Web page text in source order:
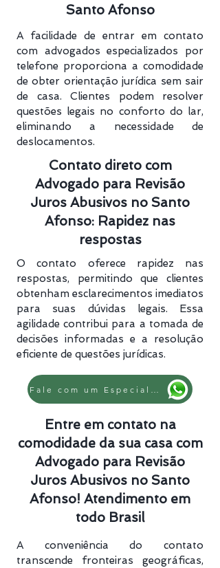
Santo Afonso
A facilidade de entrar em contato
com advogados especializados por
telefone proporciona a comodidade
de obter orientação jurídica sem sair
de casa. Clientes podem resolver
questões legais no conforto do lar,
eliminando a necessidade de
deslocamentos.
Contato direto com
Advogado para Revisão
Juros Abusivos no Santo
Afonso: Rapidez nas
respostas
O contato oferece rapidez nas
respostas, permitindo que clientes
obtenham esclarecimentos imediatos
para suas dúvidas legais. Essa
agilidade contribui para a tomada de
decisões informadas e a resolução
eficiente de questões jurídicas.
Entre em contato na
comodidade da sua casa com
Advogado para Revisão
Juros Abusivos no Santo
Afonso! Atendimento em
todo Brasil
A conveniência do contato
transcende fronteiras geográficas,